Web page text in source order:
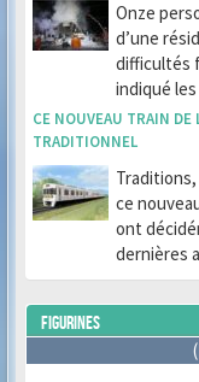
Onze
d’une
difficultés
indiqué les
CE NOUVEAU TRAIN DE
TRADITIONNEL
ce
ont
dernières
FIGURINES